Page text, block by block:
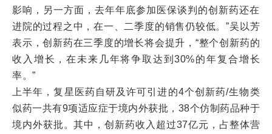
影响，另一方面，去年年底参加医保谈判的创新药还在
进院的过程之中，在一、二季度的销售仍较低。”吴以芳
表示，创新药在三季度的增长将会提升，“整个创新药的
收入增长，在未来几年将争取达到30%的年复合增长
率。”
上半年，复星医药自研及许可引进的4个创新药/生物类
似药一共有9项适应症于境内外获批，38个仿制药品种于
境内外获批。其中，创新药收入超过37亿元，占整体营